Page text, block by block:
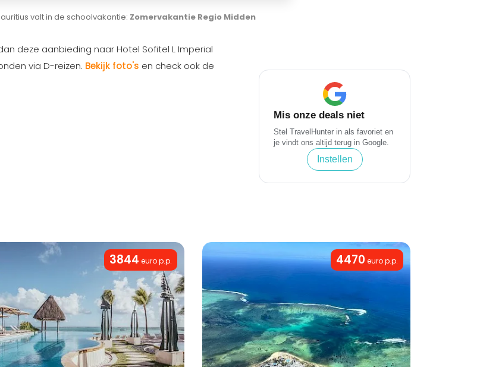
valt in de schoolvakantie: Zomervakantie Regio Midden
deze aanbieding naar Hotel Sofitel L Imperial
via D-reizen. Bekijk foto's en check ook de
Mis onze deals niet
Stel TravelHunter in als favoriet en
je vindt ons altijd terug in Google.
Instellen
3844 euro p.p. 4470 euro p.p.